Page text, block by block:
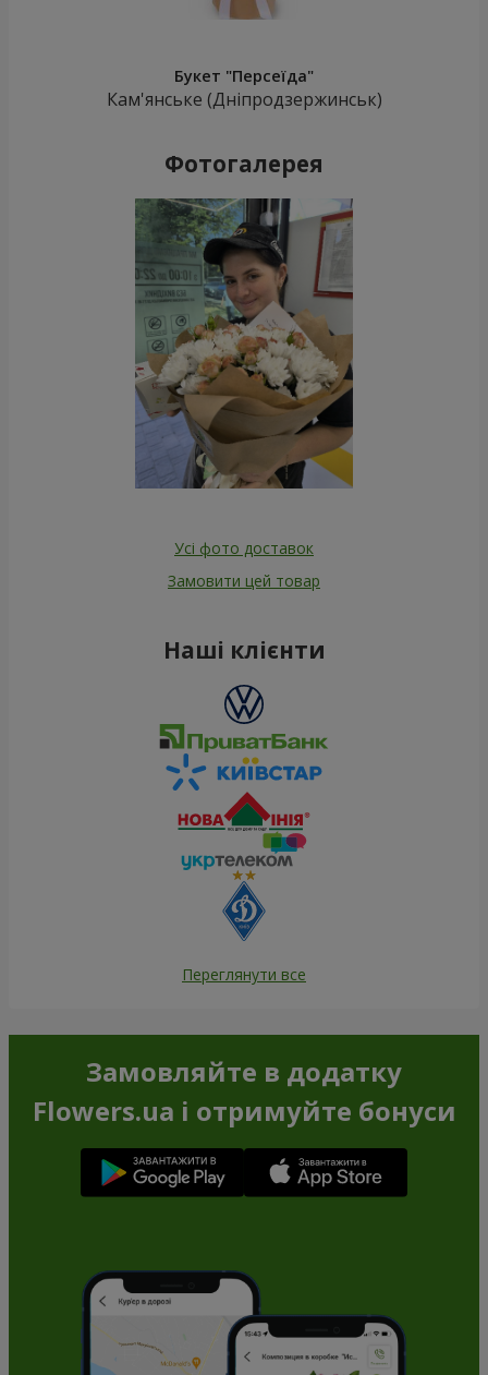
Букет "Персеїда"
Кам'янське (Дніпродзержинськ)
Фотогалерея
Усі фото доставок
Замовити цей товар
Наші клієнти
Переглянути все
Замовляйте в додатку
Flowers.ua і отримуйте бонуси